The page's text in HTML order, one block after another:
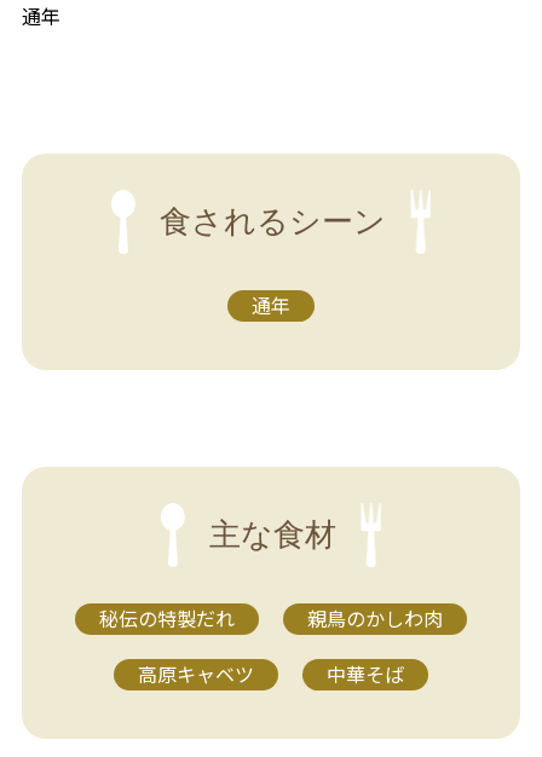
通年
食されるシーン
通年
主な食材
秘伝の特製だれ
親鳥のかしわ肉
高原キャベツ
中華そば